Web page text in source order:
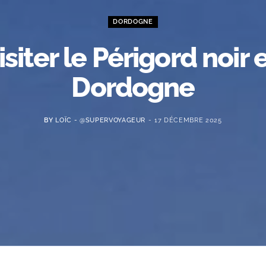
DORDOGNE
le Périgord noir
Dordogne
BY LOÏC - @SUPERVOYAGEUR 17 DÉCEMBRE 2025